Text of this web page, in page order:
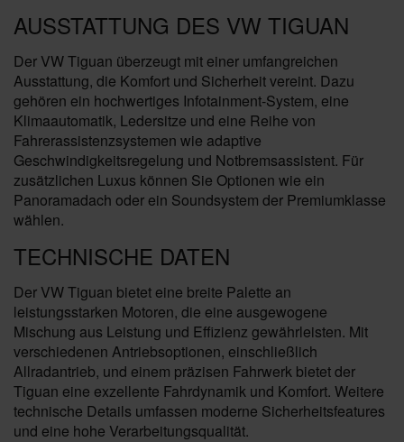
AUSSTATTUNG DES VW TIGUAN
Der VW Tiguan überzeugt mit einer umfangreichen
Ausstattung, die Komfort und Sicherheit vereint. Dazu
gehören ein hochwertiges Infotainment-System, eine
Klimaautomatik, Ledersitze und eine Reihe von
Fahrerassistenzsystemen wie adaptive
Geschwindigkeitsregelung und Notbremsassistent. Für
zusätzlichen Luxus können Sie Optionen wie ein
Panoramadach oder ein Soundsystem der Premiumklasse
wählen.
TECHNISCHE DATEN
Der VW Tiguan bietet eine breite Palette an
leistungsstarken Motoren, die eine ausgewogene
Mischung aus Leistung und Effizienz gewährleisten. Mit
verschiedenen Antriebsoptionen, einschließlich
Allradantrieb, und einem präzisen Fahrwerk bietet der
Tiguan eine exzellente Fahrdynamik und Komfort. Weitere
technische Details umfassen moderne Sicherheitsfeatures
und eine hohe Verarbeitungsqualität.